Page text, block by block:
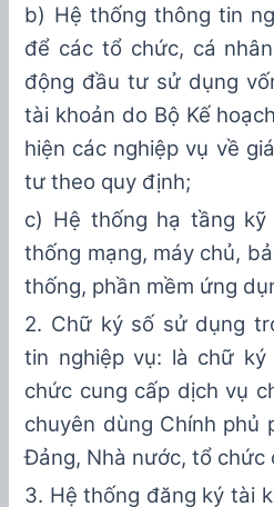
b) Hệ thống thông tin
để các tổ chức, cá
động đầu tư sử dụng
tài khoản do Bộ Kế
hiện các nghiệp vụ về
tư theo quy định;
c) Hệ thống hạ tầng
thống mạng, máy chủ,
thống, phần mềm ứng
2. Chữ ký số sử dụng
tin nghiệp vụ: là chữ
chức cung cấp dịch vụ
chuyên dùng Chính phủ
Đảng, Nhà nước, tổ chức
3. Hệ thống đăng ký tài